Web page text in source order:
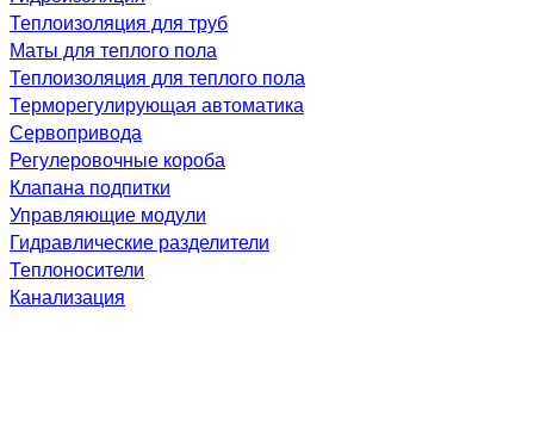
Теплоизоляция для труб
Маты для теплого пола
Теплоизоляция для теплого пола
Терморегулирующая автоматика
Сервопривода
Регулеровочные короба
Клапана подпитки
Управляющие модули
Гидравлические разделители
Теплоносители
Канализация